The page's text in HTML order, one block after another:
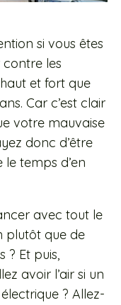
si vous êtes
les
et fort que
Car c’est clair
votre mauvaise
donc d’être
temps d’en
avec tout le
plutôt que de
? Et puis,
avoir l’air si un
? Allez-